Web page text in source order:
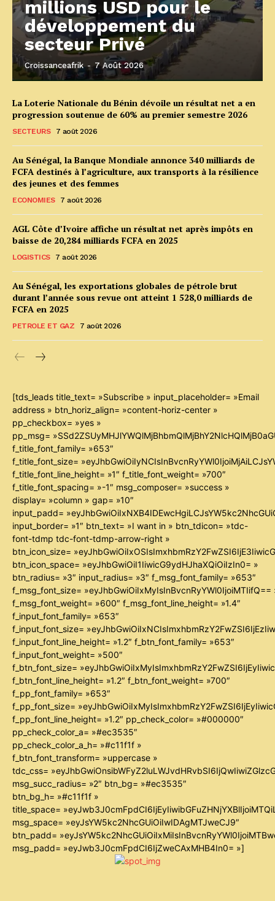
millions USD pour le
développement du
secteur Privé
Croissanceafrik - 7 Août 2026
La Loterie Nationale du Bénin dévoile un résultat net a en
progression soutenue de 60% au premier semestre 2026
SECTEURS 7 août 2026
Au Sénégal, la Banque Mondiale annonce 340 milliards de
FCFA destinés à l’agriculture, aux transports à la résilience
des jeunes et des femmes
ECONOMIES 7 août 2026
AGL Côte d’Ivoire affiche un résultat net après impôts en
baisse de 20,284 milliards FCFA en 2025
LOGISTICS 7 août 2026
Au Sénégal, les exportations globales de pétrole brut
durant l’année sous revue ont atteint 1 528,0 milliards de
FCFA en 2025
PETROLE ET GAZ 7 août 2026
[tds_leads title_text= »Subscribe » input_placeholder= »Email
address » btn_horiz_align= »content-horiz-center »
pp_checkbox= »yes »
pp_msg=
f_title_font_family= »653″
f_title_font_size=
f_title_font_line_height= »1″ f_title_font_weight= »700″
f_title_font_spacing= »-1″ msg_composer= »success »
display= »column » gap= »10″
input_padd=
input_border= »1″ btn_text= »I want in » btn_tdicon= »tdc-
font-tdmp tdc-font-tdmp-arrow-right »
btn_icon_size=
btn_icon_space= »eyJhbGwiOiI1IiwicG9ydHJhaXQiOiIzIn0= »
btn_radius= »3″ input_radius= »3″ f_msg_font_family= »653″
f_msg_font_size= »eyJhbGwiOiIxMyIsInBvcnRyYWl0IjoiMTIifQ==
f_msg_font_weight= »600″ f_msg_font_line_height= »1.4″
f_input_font_family= »653″
f_input_font_size=
f_input_font_line_height= »1.2″ f_btn_font_family= »653″
f_input_font_weight= »500″
f_btn_font_size=
f_btn_font_line_height= »1.2″ f_btn_font_weight= »700″
f_pp_font_family= »653″
f_pp_font_size=
f_pp_font_line_height= »1.2″ pp_check_color= »#000000″
pp_check_color_a= »#ec3535″
pp_check_color_a_h= »#c11f1f »
f_btn_font_transform= »uppercase »
tdc_css=
msg_succ_radius= »2″ btn_bg= »#ec3535″
btn_bg_h= »#c11f1f »
title_space=
msg_space= »eyJsYW5kc2NhcGUiOiIwIDAgMTJweCJ9″
btn_padd=
msg_padd= »eyJwb3J0cmFpdCI6IjZweCAxMHB4In0= »]